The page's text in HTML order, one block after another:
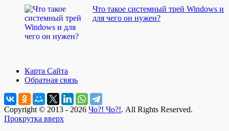
Что такое системный трей Windows и
для чего он нужен?
Карта Сайта
Обратная связь
Copyright © 2013 - 2026 Чо?! Чо?!. All Rights Reserved.
Прокрутка вверх